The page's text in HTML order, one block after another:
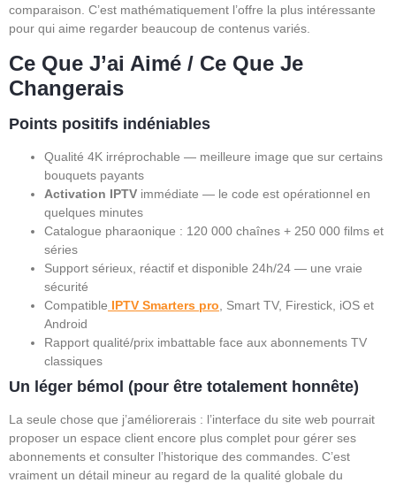
comparaison. C’est mathématiquement l’offre la plus intéressante
pour qui aime regarder beaucoup de contenus variés.
Ce Que J’ai Aimé / Ce Que Je
Changerais
Points positifs indéniables
Qualité 4K irréprochable — meilleure image que sur certains
bouquets payants
Activation IPTV immédiate — le code est opérationnel en
quelques minutes
Catalogue pharaonique : 120 000 chaînes + 250 000 films et
séries
Support sérieux, réactif et disponible 24h/24 — une vraie
sécurité
Compatible IPTV Smarters pro , Smart TV, Firestick, iOS et
Android
Rapport qualité/prix imbattable face aux abonnements TV
classiques
Un léger bémol (pour être totalement honnête)
La seule chose que j’améliorerais : l’interface du site web pourrait
proposer un espace client encore plus complet pour gérer ses
abonnements et consulter l’historique des commandes. C’est
vraiment un détail mineur au regard de la qualité globale du